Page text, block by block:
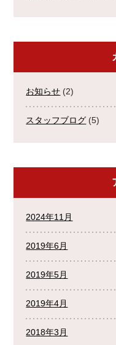
お知らせ (2)
スタッフブログ (5)
2024年11月
2019年6月
2019年5月
2019年4月
2018年3月